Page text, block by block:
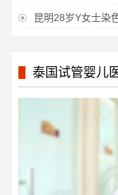
 昆明28岁Y女士染
泰国试管婴儿